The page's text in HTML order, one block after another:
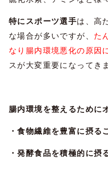
特にスポーツ選手は、高
な場合が多いですが、 た
なり腸内環境悪化の原因
スが大変重要になってき
腸内環境を整えるために
・食物繊維を豊富に摂る
・発酵食品を積極的に摂